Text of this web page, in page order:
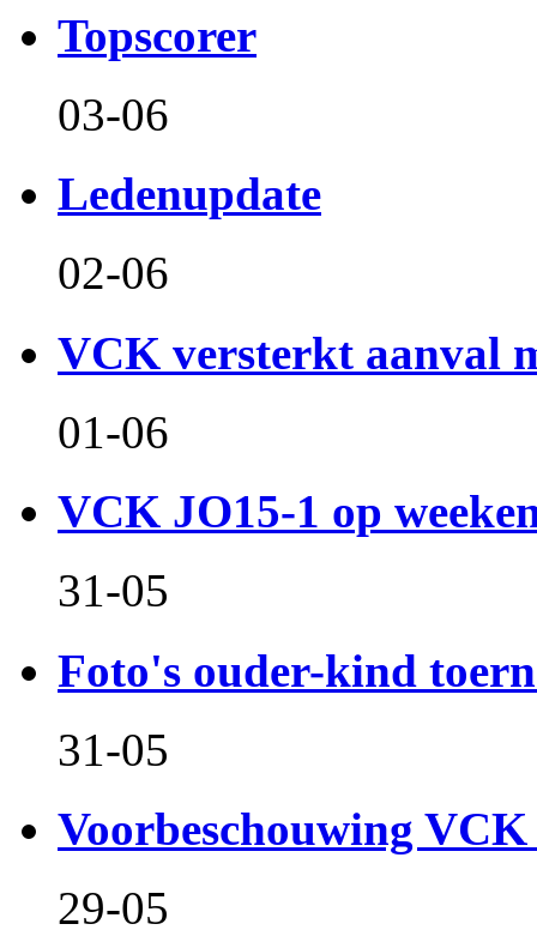
Topscorer
03-06
Ledenupdate
02-06
VCK versterkt aanval
01-06
VCK JO15-1 op
31-05
Foto's ouder-kind
31-05
Voorbeschouwing VCK
29-05